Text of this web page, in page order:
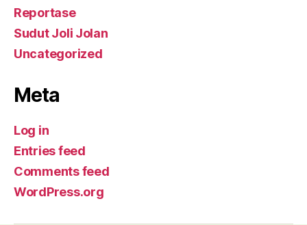
Reportase
Sudut Joli Jolan
Uncategorized
Meta
Log in
Entries feed
Comments feed
WordPress.org